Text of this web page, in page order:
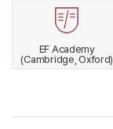
EF Academy
(Cambridge, Oxford)